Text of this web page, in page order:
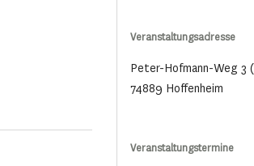
Veranstaltungsadresse
Peter-Hofmann-Weg 3
74889 Hoffenheim
Veranstaltungstermine